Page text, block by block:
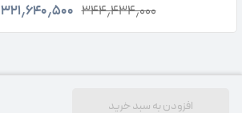
افزودن به سبد خرید
۳۴۴٫۴۳۴٫۰۰۰ ۳۲۱٫۶۴۰٫۵۰۰